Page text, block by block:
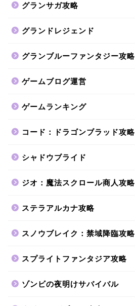
グランサガ攻略
グランドレジェンド
グランブルーファンタジー攻略
ゲームブログ運営
ゲームランキング
コード：ドラゴンブラッド攻略
シャドウブライド
ジオ：魔法スクロール商人攻略
ステラアルカナ攻略
スノウブレイク：禁域降臨攻略
スプライトファンタジア攻略
ゾンビの夜明けサバイバル